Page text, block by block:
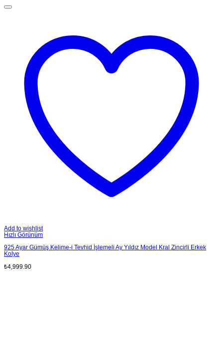
Add to wishlist
Hızlı Görünüm
925 Ayar Gümüş Kelime-i Tevhid İşlemeli Ay Yıldız Model Kral Zincirli Erkek
Kolye
₺4,999.90